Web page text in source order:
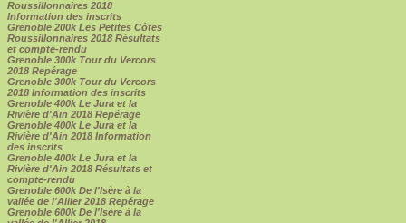
Roussillonnaires 2018
Information des inscrits
Grenoble 200k Les Petites Côtes
Roussillonnaires 2018 Résultats
et compte-rendu
Grenoble 300k Tour du Vercors
2018 Repérage
Grenoble 300k Tour du Vercors
2018 Information des inscrits
Grenoble 400k Le Jura et la
Rivière d'Ain 2018 Repérage
Grenoble 400k Le Jura et la
Rivière d'Ain 2018 Information
des inscrits
Grenoble 400k Le Jura et la
Rivière d'Ain 2018 Résultats et
compte-rendu
Grenoble 600k De l'Isère à la
vallée de l'Allier 2018 Repérage
Grenoble 600k De l'Isère à la